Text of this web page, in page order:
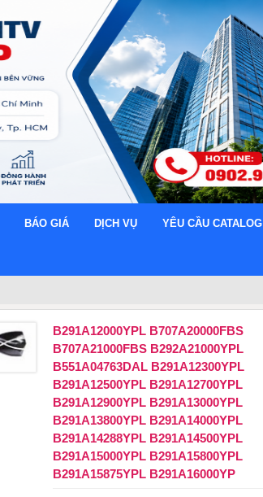
BÁO GIÁ DỊCH VỤ YÊU CẦU CATALOG
B291A12000YPL B707A20000FBS
B707A21000FBS B292A21000YPL
B551A04763DAL B291A12300YPL
B291A12500YPL B291A12700YPL
B291A12900YPL B291A13000YPL
B291A13800YPL B291A14000YPL
B291A14288YPL B291A14500YPL
B291A15000YPL B291A15800YPL
B291A15875YPL B291A16000YP